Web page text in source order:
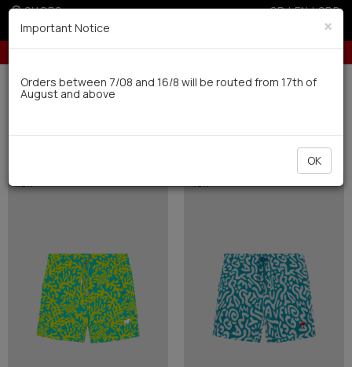
SHOPS GR|EN|SRB
5% off for orders over 250€ for EU & 300€ for non EU (sale season)
Delivery in 7-9 working days via UPS
Filter
×
Important Notice
Orders between 7/08 and 16/8 will be routed from 17th of
August and above
OK